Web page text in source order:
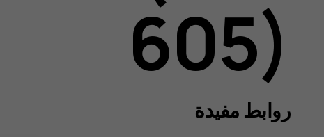
guide
605)
روابط مفيدة